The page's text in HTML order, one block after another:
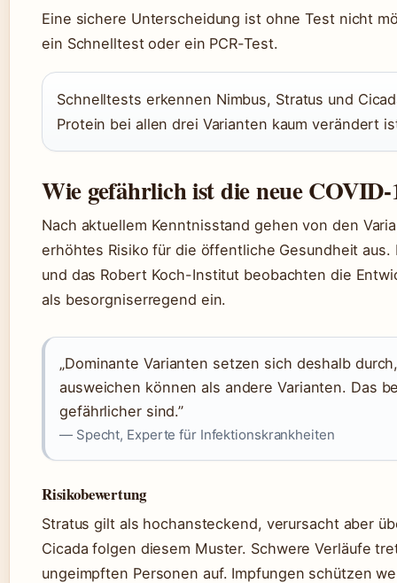
Eine sichere Unterscheidung ist ohne Test nicht
ein Schnelltest oder ein PCR-Test.
Schnelltests erkennen Nimbus, Stratus und
Protein bei allen drei Varianten kaum verändert
Wie gefährlich ist die neue
Nach aktuellem Kenntnisstand gehen von den
erhöhtes Risiko für die öffentliche Gesundheit aus.
und das Robert Koch-Institut beobachten die
als besorgniserregend ein.
„Dominante Varianten setzen sich deshalb
ausweichen können als andere Varianten. Das
gefährlicher sind.”
— Specht, Experte für Infektionskrankheiten
Risikobewertung
Stratus gilt als hochansteckend, verursacht aber
Cicada folgen diesem Muster. Schwere Verläufe
ungeimpften Personen auf. Impfungen schützen